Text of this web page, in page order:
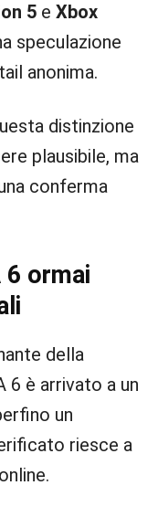
5 e Xbox
speculazione
anonima.
distinzione
plausibile, ma
conferma
6 ormai
della
6 è arrivato a un
un
riesce a